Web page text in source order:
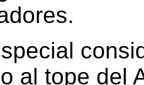
al tope del